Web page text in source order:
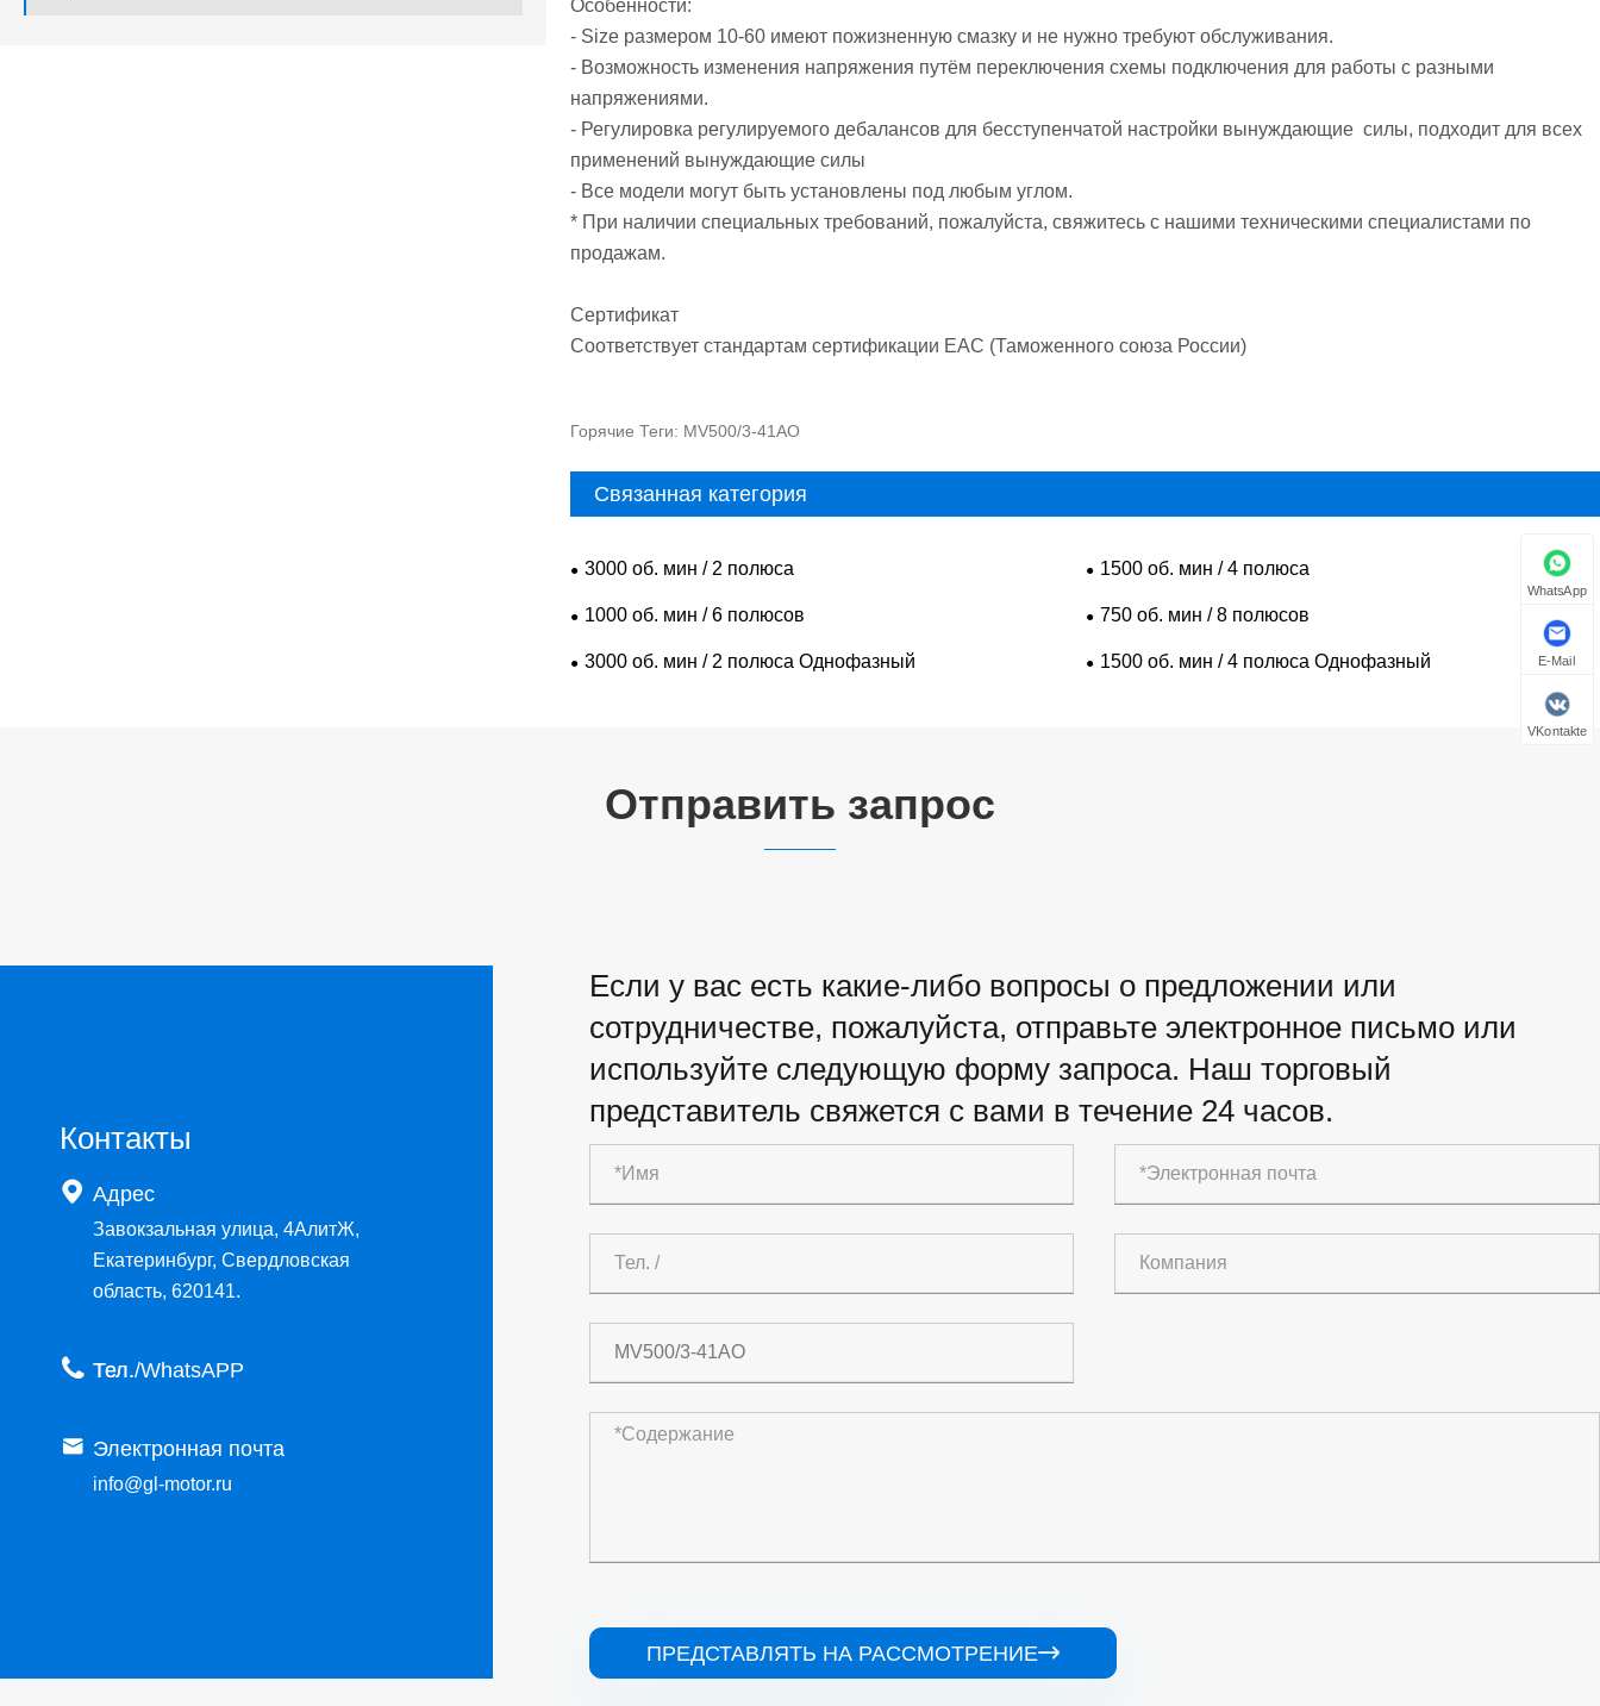
Особенности:
- Size размером 10-60 имеют пожизненную смазку и не нужно требуют обслуживания.
- Возможность изменения напряжения путём переключения схемы подключения для работы с разными
напряжениями.
- Регулировка регулируемого дебалансов для бесступенчатой настройки вынуждающие силы, подходит для всех
применений вынуждающие силы
- Все модели могут быть установлены под любым углом.
* При наличии специальных требований, пожалуйста, свяжитесь с нашими техническими специалистами по
продажам.
Сертификат
Соответствует стандартам сертификации EAC (Таможенного союза России)
Горячие Теги: MV500/3-41AO
Связанная категория
3000 об. мин / 2 полюса 1500 об. мин / 4 полюса
1000 об. мин / 6 полюсов 750 об. мин / 8 полюсов
3000 об. мин / 2 полюса Однофазный 1500 об. мин / 4 полюса Однофазный
Отправить запрос
Контакты
 Адрес
Завокзальная улица, 4АлитЖ,
Екатеринбург, Свердловская
область, 620141.
 Тел.
 Электронная почта
info@gl-motor.ru
Если у вас есть какие-либо вопросы о предложении или
сотрудничестве, пожалуйста, отправьте электронное письмо или
используйте следующую форму запроса. Наш торговый
представитель свяжется с вами в течение 24 часов.
ПРЕДСТАВЛЯТЬ НА РАССМОТРЕНИЕ
WhatsApp
E-Mail
VKontakte